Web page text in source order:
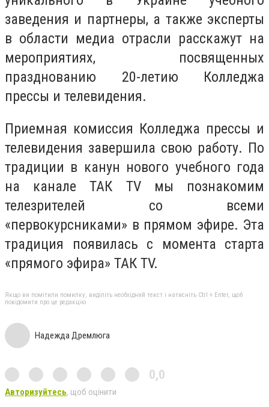
заведения и партнеры, а также эксперты
в области медиа отрасли расскажут на
мероприятиях, посвященных
празднованию 20-летию Колледжа
прессы и телевидения.
Приемная комиссия Колледжа прессы и
телевидения завершила свою работу. По
традиции в канун нового учебного года
на канале ТАК TV мы познакомим
телезрителей со всеми
«первокурсниками» в прямом эфире. Эта
традиция появилась с момента старта
«прямого эфира» ТАК TV.
Якщо ви помітили помилку, виділіть необхідний текст і натисніть Ctrl + Enter, щоб
повідомити про це редакцію
Надежда Дремлюга
0,0
Авторизуйтесь, щоб оцінити